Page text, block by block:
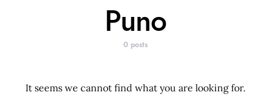
Puno
0 posts
It seems we cannot find what you are looking for.